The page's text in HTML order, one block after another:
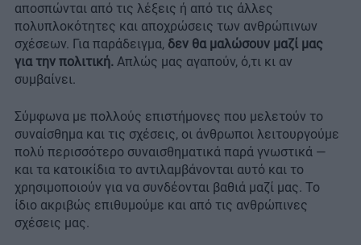
αποσπώνται από τις λέξεις ή από τις άλλες
πολυπλοκότητες και αποχρώσεις των ανθρώπινων
σχέσεων. Για παράδειγμα, δεν θα μαλώσουν μαζί μας
για την πολιτική. Απλώς μας αγαπούν, ό,τι κι αν
συμβαίνει.
Σύμφωνα με πολλούς επιστήμονες που μελετούν το
συναίσθημα και τις σχέσεις, οι άνθρωποι λειτουργούμε
πολύ περισσότερο συναισθηματικά παρά γνωστικά —
και τα κατοικίδια το αντιλαμβάνονται αυτό και το
χρησιμοποιούν για να συνδέονται βαθιά μαζί μας. Το
ίδιο ακριβώς επιθυμούμε και από τις ανθρώπινες
σχέσεις μας.